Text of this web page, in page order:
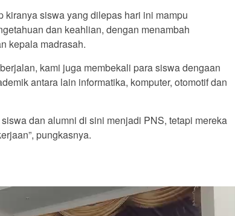
kiranya siswa yang dilepas hari ini mampu
dan keahlian, dengan menambah
kepala madrasah.
kami juga membekali para siswa dengaan
antara lain informatika, komputer, otomotif dan
dan alumni di sini menjadi PNS, tetapi mereka
pungkasnya.